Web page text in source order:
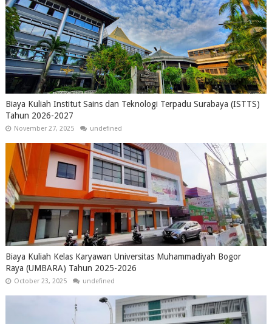
Biaya Kuliah Institut Sains dan Teknologi Terpadu Surabaya (ISTTS)
Tahun 2026-2027
November 27, 2025 undefined
Biaya Kuliah Kelas Karyawan Universitas Muhammadiyah Bogor
Raya (UMBARA) Tahun 2025-2026
October 23, 2025 undefined